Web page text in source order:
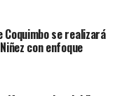
Coquimbo se realizará
con enfoque